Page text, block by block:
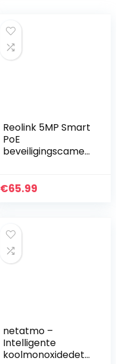
Reolink 5MP Smart
PoE
beveiligingscamer
mensen/voertuig,
€65.99
netatmo –
Intelligente
koolmonoxidedete